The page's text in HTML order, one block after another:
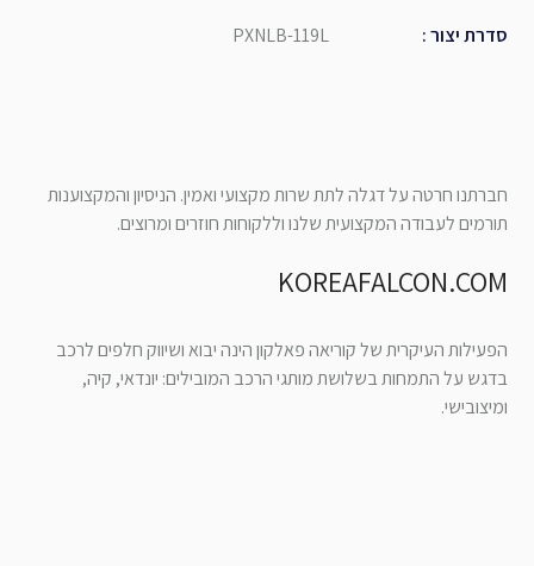
PXNLB-119L :סדרת יצור
חברתנו חרטה על דגלה לתת שרות מקצועי ואמין. הניסיון והמקצוענות
תורמים לעבודה המקצועית שלנו וללקוחות חוזרים ומרוצים.
KOREAFALCON.COM
הפעילות העיקרית של קוריאה פאלקון הינה יבוא ושיווק חלפים לרכב
בדגש על התמחות בשלושת מותגי הרכב המובילים: יונדאי, קיה,
ומיצובישי.